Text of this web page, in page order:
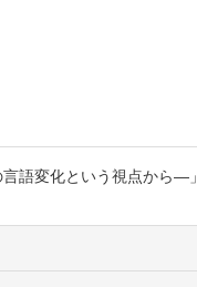
語変化という視点から―